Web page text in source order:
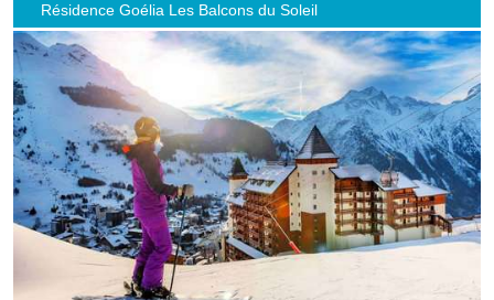
Résidence Goélia Les Balcons du Soleil